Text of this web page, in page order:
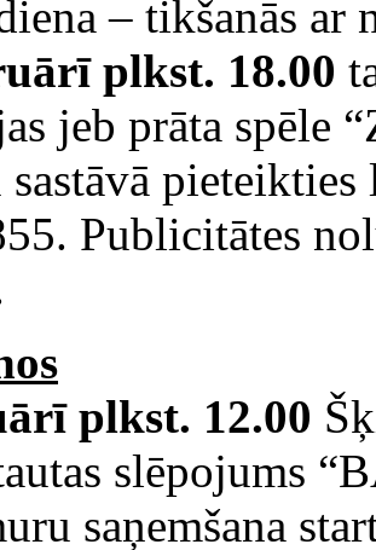
– tikšanās
plkst. 18.00
jeb prāta spēle
Publicitātes
plkst. 12.00
slēpojums
saņemšana